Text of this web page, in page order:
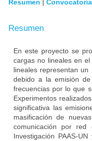
Resumen | Convocatoria
Resumen
En este proyecto se
cargas no lineales en
lineales representan
debido a la emisión
frecuencias por lo que
Experimentos
significativa las
masificación de
comunicación por red
Investigación PAAS-